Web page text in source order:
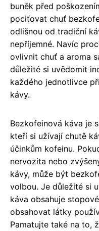
buněk před
pociťovat chuť
odlišnou od tradiční
nepříjemné. Navíc
ovlivnit chuť a aroma
důležité si uvědomit
každého jednotlivce
kávy.
Bezkofeinová káva je
kteří si užívají chutě
účinkům kofeinu.
nervozita nebo
kávy, může být
volbou. Je důležité si
káva obsahuje
obsahovat látky
Pamatujte také na to,